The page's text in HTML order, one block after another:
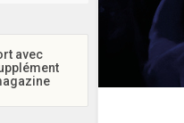
avec